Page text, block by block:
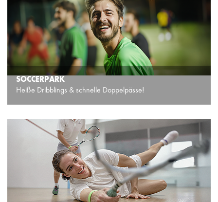
SOCCERPARK
Heiße Dribblings & schnelle Doppelpässe!